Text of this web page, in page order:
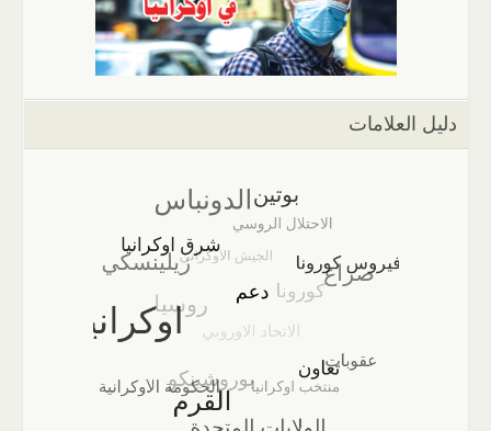
دليل العلامات